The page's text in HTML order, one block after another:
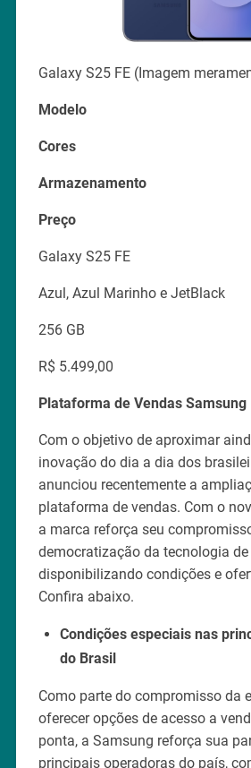
Galaxy S25 FE (Imagem
Modelo
Cores
Armazenamento
Preço
Galaxy S25 FE
Azul, Azul Marinho e JetBlack
256 GB
R$ 5.499,00
Plataforma de Vendas Samsung
Com o objetivo de aproximar
inovação do dia a dia dos
anunciou recentemente a
plataforma de vendas. Com o
a marca reforça seu
democratização da tecnologia
disponibilizando condições e
Confira abaixo.
Condições especiais nas
do Brasil
Como parte do compromisso da
oferecer opções de acesso a
ponta, a Samsung reforça sua
principais operadoras do país,